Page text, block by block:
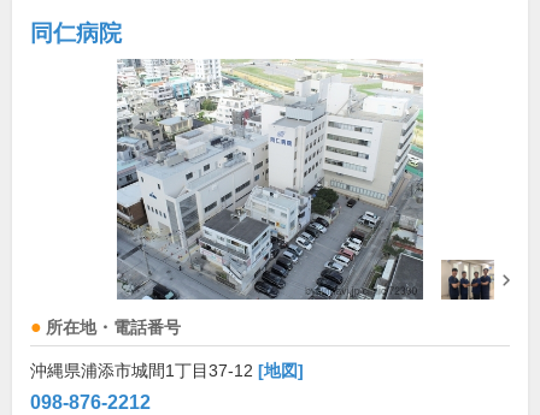
同仁病院
所在地・電話番号
沖縄県浦添市城間1丁目37-12 [地図]
098-876-2212